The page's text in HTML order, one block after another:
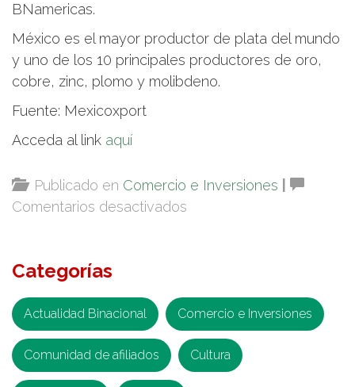
BNamericas.
México es el mayor productor de plata del mundo
y uno de los 10 principales productores de oro,
cobre, zinc, plomo y molibdeno.
Fuente: Mexicoxport
Acceda al link aquí
Publicado en Comercio e Inversiones
Comentarios desactivados
oro
en
los
primeros
Categorías
Actualidad Binacional Comercio e Inversiones
Comunidad de afiliados Cultura